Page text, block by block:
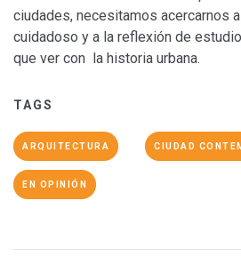
ciudades, necesitamos acercarnos
cuidadoso y a la reflexión de
que ver con la historia urbana.
TAGS
ARQUITECTURA CIUDAD
EN OPINIÓN